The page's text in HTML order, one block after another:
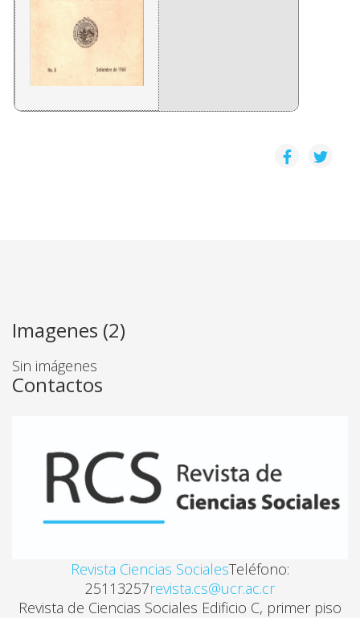
Imagenes (2)
Sin imágenes
Contactos
Revista Ciencias SocialesTeléfono:
25113257revista.cs@ucr.ac.cr
Revista de Ciencias Sociales Edificio C, primer piso